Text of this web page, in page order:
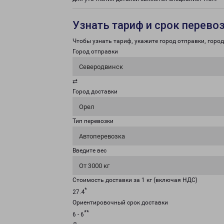
Узнать тариф и срок
Чтобы узнать тариф, укажите город отправки,
Город отправки
Северодвинск
⇄
Город доставки
Орел
Тип перевозки
Автоперевозка
Введите вес
От 3000 кг
Стоимость доставки за 1 кг (включая НДС)
27.4*
Ориентировочный срок доставки
6 - 6**